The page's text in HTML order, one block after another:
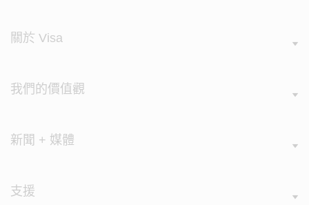
關於 Visa
我們的價值觀
新聞 + 媒體
支援